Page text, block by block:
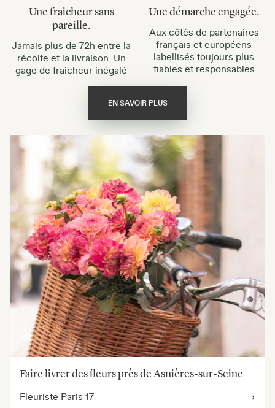
Une fraicheur sans
pareille.
Jamais plus de 72h entre la
récolte et la livraison. Un
gage de fraicheur inégalé
Une démarche engagée.
Aux côtés de partenaires
français et européens
labellisés toujours plus
fiables et responsables
EN SAVOIR PLUS
Faire livrer des fleurs près de Asnières-sur-Seine
Fleuriste Paris 17